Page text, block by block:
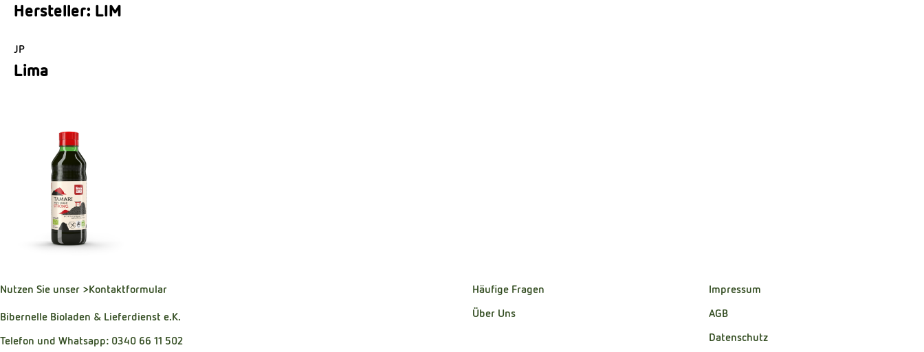
Hersteller: LIM
JP
Lima
Nutzen Sie unser >Kontaktformular
Bibernelle Bioladen & Lieferdienst e.K.
Telefon und Whatsapp: 0340 66 11 502
Häufige Fragen
Über Uns
Impressum
AGB
Datenschutz